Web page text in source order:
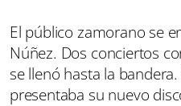
El público zamorano se
Núñez. Dos conciertos
se llenó hasta la
presentaba su nuevo